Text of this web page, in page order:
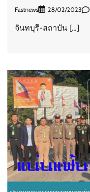
Fastnews 28/02/2023
จันทบุรี-สถาบัน […]